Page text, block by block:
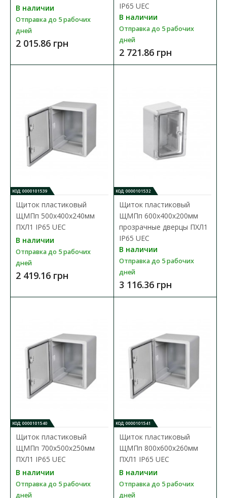
В КОРЗИНУ
В сравнения
В закладки
Щиток пластиковый ЩМПп 300х200х130мм
прозрачные дверцы ПХЛ1 IP65 UEC
Корпуса пластиковые ЩМПп IP65 предназначены для
размещения в них электротехнического, телекоммуникац..
815.08 грн
В сравнения
В закладки
В наличии
Отправка до 5 рабочих
дней
2 015.86 грн
IP65 UEC
В наличии
Отправка до 5 рабочих
дней
2 721.86 грн
КОД: 0000101539
Щиток пластиковый
ЩМПп 500х400х240мм
ПХЛ1 IP65 UEC
В наличии
Отправка до 5 рабочих
дней
2 419.16 грн
КОД: 0000101532
Щиток пластиковый
ЩМПп 600х400х200мм
прозрачные дверцы ПХЛ1
IP65 UEC
В наличии
Отправка до 5 рабочих
дней
3 116.36 грн
КОД: 0000101540
Щиток пластиковый
ЩМПп 700х500х250мм
ПХЛ1 IP65 UEC
В наличии
Отправка до 5 рабочих
дней
КОД: 0000101541
Щиток пластиковый
ЩМПп 800х600х260мм
ПХЛ1 IP65 UEC
В наличии
Отправка до 5 рабочих
дней